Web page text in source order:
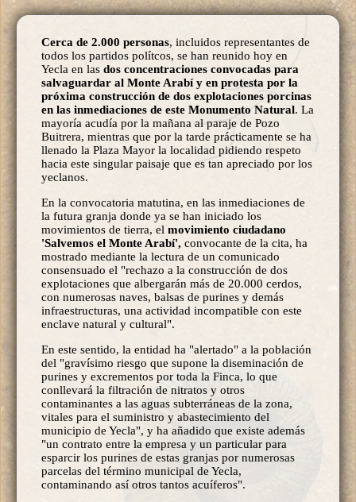
Cerca de 2.000 personas, incluidos representantes de
todos los partidos polítcos, se han reunido hoy en
Yecla en las dos concentraciones convocadas para
salvaguardar al Monte Arabí y en protesta por la
próxima construcción de dos explotaciones porcinas
en las inmediaciones de este Monumento Natural. La
mayoría acudía por la mañana al paraje de Pozo
Buitrera, mientras que por la tarde prácticamente se ha
llenado la Plaza Mayor la localidad pidiendo respeto
hacia este singular paisaje que es tan apreciado por los
yeclanos.
En la convocatoria matutina, en las inmediaciones de
la futura granja donde ya se han iniciado los
movimientos de tierra, el movimiento ciudadano
'Salvemos el Monte Arabí', convocante de la cita, ha
mostrado mediante la lectura de un comunicado
consensuado el "rechazo a la construcción de dos
explotaciones que albergarán más de 20.000 cerdos,
con numerosas naves, balsas de purines y demás
infraestructuras, una actividad incompatible con este
enclave natural y cultural".
En este sentido, la entidad ha "alertado" a la población
del "gravísimo riesgo que supone la diseminación de
purines y excrementos por toda la Finca, lo que
conllevará la filtración de nitratos y otros
contaminantes a las aguas subterráneas de la zona,
vitales para el suministro y abastecimiento del
municipio de Yecla", y ha añadido que existe además
"un contrato entre la empresa y un particular para
esparcir los purines de estas granjas por numerosas
parcelas del término municipal de Yecla,
contaminando así otros tantos acuíferos".